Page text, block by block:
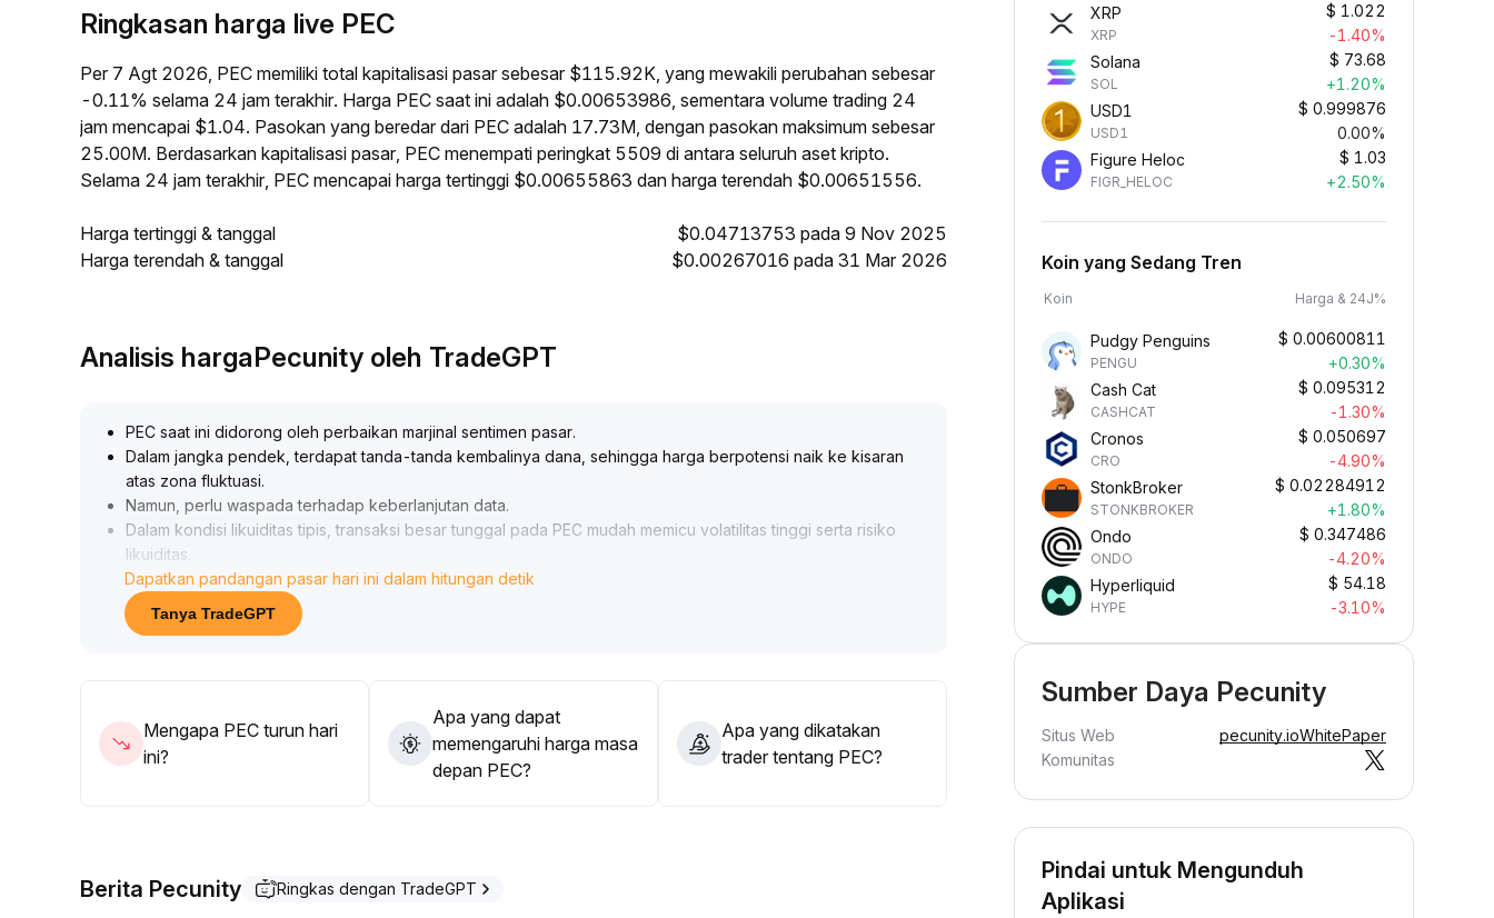
Ringkasan harga live PEC
Per 7 Agt 2026, PEC memiliki total kapitalisasi pasar sebesar $115.92K, yang mewakili perubahan sebesar
-0.11% selama 24 jam terakhir. Harga PEC saat ini adalah $0.00653986, sementara volume trading 24
jam mencapai $1.04. Pasokan yang beredar dari PEC adalah 17.73M, dengan pasokan maksimum sebesar
25.00M. Berdasarkan kapitalisasi pasar, PEC menempati peringkat 5509 di antara seluruh aset kripto.
Selama 24 jam terakhir, PEC mencapai harga tertinggi $0.00655863 dan harga terendah $0.00651556.
Harga tertinggi & tanggal
$0.04713753 pada 9 Nov 2025
Harga terendah & tanggal
$0.00267016 pada 31 Mar 2026
Analisis hargaPecunity oleh TradeGPT
PEC saat ini didorong oleh perbaikan marjinal sentimen pasar.
Dalam jangka pendek, terdapat tanda-tanda kembalinya dana, sehingga harga berpotensi naik ke kisaran
atas zona fluktuasi.
Namun, perlu waspada terhadap keberlanjutan data.
Dalam kondisi likuiditas tipis, transaksi besar tunggal pada PEC mudah memicu volatilitas tinggi serta risiko
likuiditas
Disarankan investor untuk menguji posisi kecil di kisaran kunci $1
20-$1
40, atau memilih penempatan menengah-panjang guna mengurangi biaya transaksi dari pergerakan jangka
Dapatkan pandangan pasar hari ini dalam hitungan detik
Tanya TradeGPT
Mengapa PEC turun hari
ini?
Apa yang dapat
memengaruhi harga masa
depan PEC?
Apa yang dikatakan
trader tentang PEC?
Berita Pecunity Ringkas dengan TradeGPT
XRP
XRP
$ 1.022
-1.40%
Solana
SOL
$ 73.68
+1.20%
USD1
USD1
$ 0.999876
0.00%
Figure Heloc
FIGR_HELOC
$ 1.03
+2.50%
Koin yang Sedang Tren
Koin Harga & 24J%
Pudgy Penguins
PENGU
$ 0.00600811
+0.30%
Cash Cat
CASHCAT
$ 0.095312
-1.30%
Cronos
CRO
$ 0.050697
-4.90%
StonkBroker
STONKBROKER
$ 0.02284912
+1.80%
Ondo
ONDO
$ 0.347486
-4.20%
Hyperliquid
HYPE
$ 54.18
-3.10%
Sumber Daya Pecunity
Situs Web pecunity.ioWhitePaper
Komunitas
Pindai untuk Mengunduh
Aplikasi